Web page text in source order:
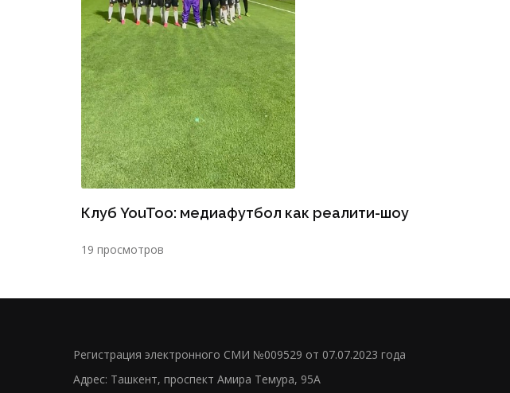
Клуб YouToo: медиафутбол как реалити-шоу
19 просмотров
Регистрация электронного СМИ №009529 от 07.07.2023 года
Адрес: Ташкент, проспект Амира Темура, 95А